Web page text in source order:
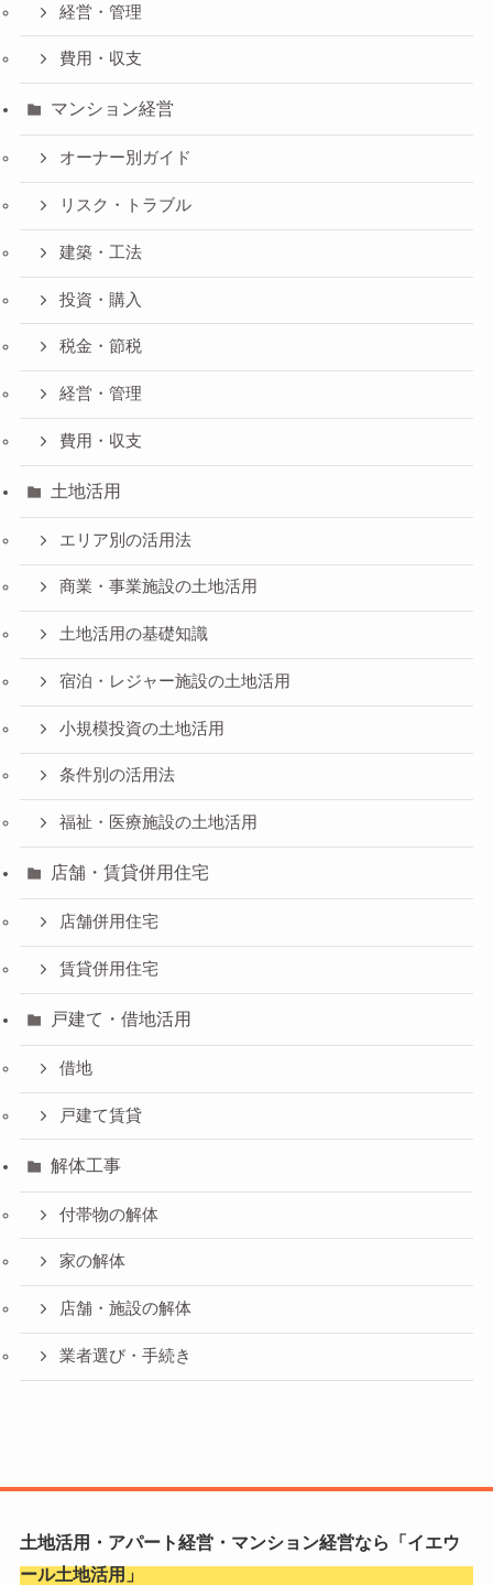
経営・管理
費用・収支
マンション経営
オーナー別ガイド
リスク・トラブル
建築・工法
投資・購入
税金・節税
経営・管理
費用・収支
土地活用
エリア別の活用法
商業・事業施設の土地活用
土地活用の基礎知識
宿泊・レジャー施設の土地活用
小規模投資の土地活用
条件別の活用法
福祉・医療施設の土地活用
店舗・賃貸併用住宅
店舗併用住宅
賃貸併用住宅
戸建て・借地活用
借地
戸建て賃貸
解体工事
付帯物の解体
家の解体
店舗・施設の解体
業者選び・手続き
土地活用・アパート経営・マンション経営なら「 イエウ
ール土地活用 」